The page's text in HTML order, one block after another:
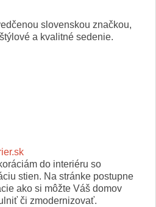
slovenskou značkou,
a kvalitné sedenie.
do interiéru so
stien. Na stránke postupne
ako si môžte Váš domov
či zmodernizovať.